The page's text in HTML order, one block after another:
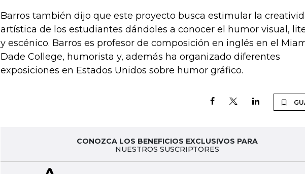
Barros también dijo que este proyecto busca estimular la
artística de los estudiantes dándoles a conocer el humor visual,
y escénico. Barros es profesor de composición en inglés en el
Dade College, humorista y, además ha organizado diferentes
exposiciones en Estados Unidos sobre humor gráfico.
CONOZCA LOS BENEFICIOS EXCLUSIVOS PARA
NUESTROS SUSCRIPTORES